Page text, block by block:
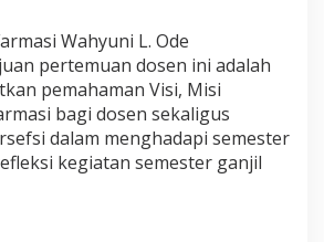
Wahyuni L. Ode
pertemuan dosen ini adalah
pemahaman Visi, Misi
bagi dosen sekaligus
dalam menghadapi semester
kegiatan semester ganjil